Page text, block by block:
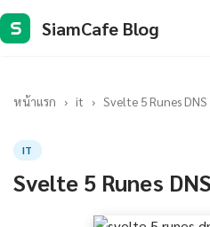
S SiamCafe Blog
หน้าแรก › it › Svelte 5 Runes
IT
Svelte 5 Runes